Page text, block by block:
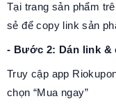
Tại trang sản phẩm
sẻ để copy link sản
- Bước 2: Dán link &
Truy cập app
chọn “Mua ngay”